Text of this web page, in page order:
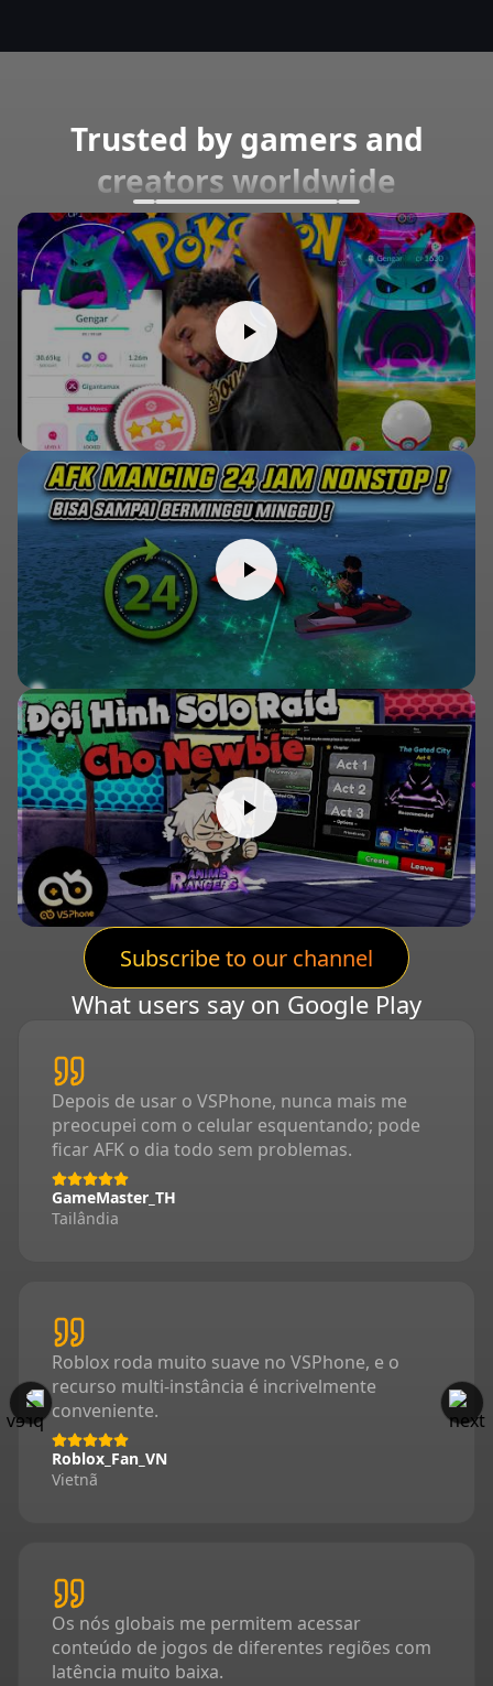
Trusted by gamers and
creators worldwide
Subscribe to our channel
What users say on Google Play
Depois de usar o VSPhone, nunca mais me
preocupei com o celular esquentando; pode
ficar AFK o dia todo sem problemas.
GameMaster_TH
Tailândia
Roblox roda muito suave no VSPhone, e o
recurso multi-instância é incrivelmente
conveniente.
Roblox_Fan_VN
Vietnã
Os nós globais me permitem acessar
conteúdo de jogos de diferentes regiões com
latência muito baixa.